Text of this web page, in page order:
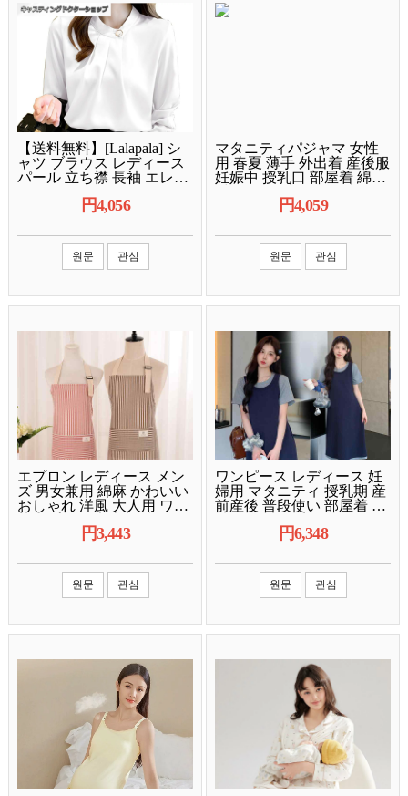
【送料無料】[Lalapala] シ
ャツ ブラウス レディース
パール 立ち襟 長袖 エレガ
ィス 秋 冬 トップス ギャザ
品 エレガント カジュアル
ファッション 通勤 日常 春
秋 きれいめ (2XL, ホワイ
円4,056
원문 관심
マタニティパジャマ 女性
用 春夏 薄手 外出着 産後服
妊娠中 授乳口 部屋着 綿素
ンク系 アイボリー ブラッ
円4,059
원문 관심
エプロン レディース メン
ズ 男女兼用 綿麻 かわいい
おしゃれ 洋風 大人用 ワー
色展開 インスタ風 カフェ
業用 汚れ防止 シンプル ナ
チュラル 通気性 快適 吸湿
速乾 動きやすい 調節可能
円3,443
원문 관심
ワンピース レディース 妊
婦用 マタニティ 授乳期 産
前産後 普段使い 部屋着 半
丈 ミモレ丈 A字 コクーン
ック 綿混 接触冷感 吸湿速
乾 伸縮性 ストレッチ素材
カジュアル 無地 春夏 サマ
円6,348
원문 관심